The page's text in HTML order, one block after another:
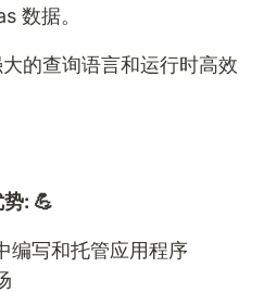
数据。
的查询语言和运行时高效
: 💪
编写和托管应用程序